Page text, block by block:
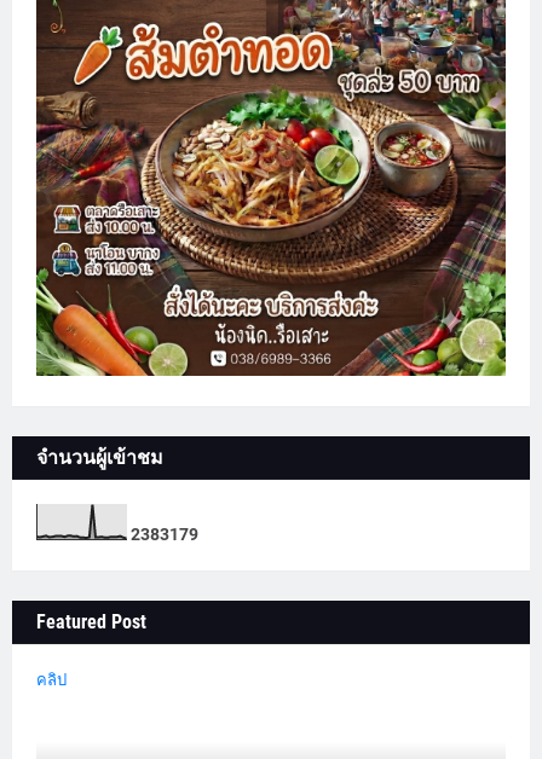
จำนวนผู้เข้าชม
2383179
Featured Post
คลิป